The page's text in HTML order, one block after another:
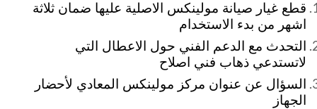
قطع غيار صيانة مولينكس الاصلية عليها ضمان ثلاثة
اشهر من بدء الاستخدام
التحدث مع الدعم الفني حول الاعطال التي
لاتستدعي ذهاب فني اصلاح
السؤال عن عنوان مركز مولينكس المعادي لأحضار
الجهاز